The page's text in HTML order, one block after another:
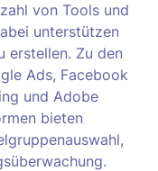
von Tools und
unterstützen
erstellen. Zu den
Ads, Facebook
und Adobe
bieten